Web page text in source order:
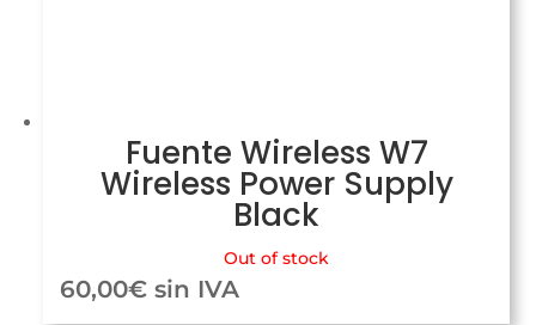
Fuente Wireless W7
Wireless Power Supply
Black
Out of stock
60,00€ sin IVA